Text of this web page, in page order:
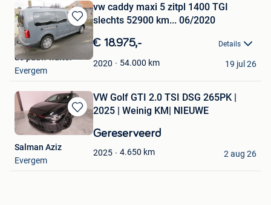
Bewaren
in
Favorieten
vw caddy maxi 5 zitpl 1400 TGI
slechts 52900 km... 06/2020
€ 18.975,- Details
2020 54.000 km
de pauw walter
Evergem
19 jul 26
Bewaren
in
Favorieten
VW Golf GTI 2.0 TSI DSG 265PK |
2025 | Weinig KM| NIEUWE
Gereserveerd
2025 4.650 km
Salman Aziz
Evergem
2 aug 26